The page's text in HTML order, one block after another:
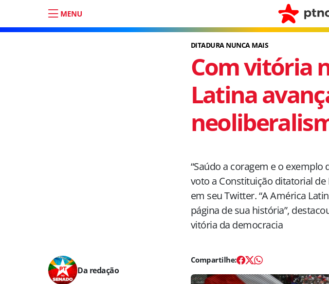
MENU
DITADURA NUNCA MAIS
Com vitória
Latina
“Saúdo a coragem e o
voto a Constituição ditatorial
em seu Twitter. “A América
página de sua história”,
vitória da democracia
Da redação